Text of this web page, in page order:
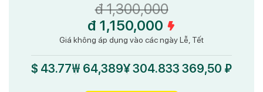
đ 1,300,000
đ 1,150,000
Giá không áp dụng vào các ngày Lễ, Tết
$ 43.77₩ 64,389¥ 304.833 369,50 ₽